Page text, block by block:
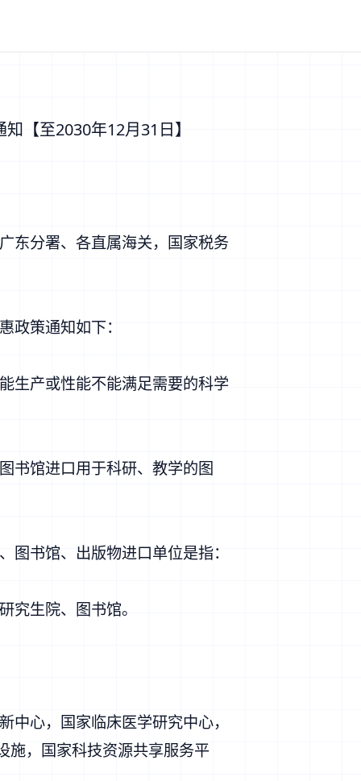
【至2030年12月31日】
东分署、各直属海关，国家税务
策通知如下：
产或性能不能满足需要的科学
馆进口用于科研、教学的图
书馆、出版物进口单位是指：
生院、图书馆。
心，国家临床医学研究中心，
施，国家科技资源共享服务平